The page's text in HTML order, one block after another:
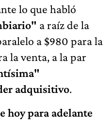
lo que habló
a raíz de la
a $980 para la
la venta, a la par
adquisitivo.
hoy para adelante